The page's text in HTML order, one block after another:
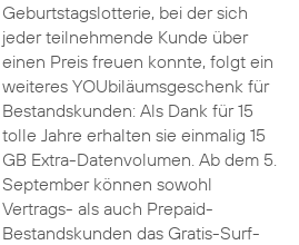
Geburtstagslotterie, bei der sich
jeder teilnehmende Kunde über
einen Preis freuen konnte, folgt ein
weiteres YOUbiläumsgeschenk für
Bestandskunden: Als Dank für 15
tolle Jahre erhalten sie einmalig 15
GB Extra-Datenvolumen. Ab dem 5.
September können sowohl
Vertrags- als auch Prepaid-
Bestandskunden das Gratis-Surf-